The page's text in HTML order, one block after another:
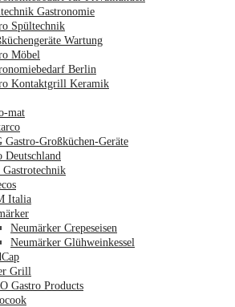
Gastronomie
Spültechnik
Wartung
Möbel
Berlin
Kontaktgrill Keramik
mat
Gastro-Großküchen-Geräte
Deutschland
Italia
Neumärker Crepeseisen
Neumärker Glühweinkessel
Grill
Gastro Products